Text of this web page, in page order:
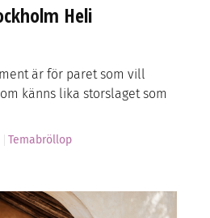
Heli
är för paret som vill
känns lika storslaget som
Temabröllop